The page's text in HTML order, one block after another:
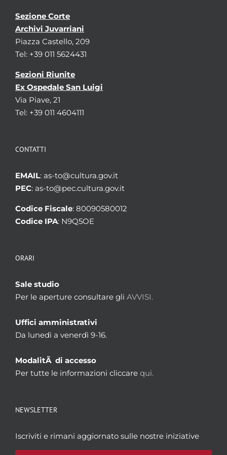
Sezione Corte
Archivi Juvarriani
Piazza Castello, 209
Tel: +39 011 5624431
Sezioni Riunite
Ex Ospedale San Luigi
Via Piave, 21
Tel: +39 011 4604111
CONTATTI
EMAIL: as-to@cultura.gov.it
PEC: as-to@pec.cultura.gov.it
Codice Fiscale: 80090580012
Codice IPA: N9Q5OE
ORARI
Sale studio
Per le aperture consultare gli AVVISI.
Uffici amministrativi
Da lunedì a venerdì 9-16.
ModalitÃ di accesso
Per tutte le informazioni cliccare qui.
NEWSLETTER
Iscriviti e rimani aggiornato sulle nostre iniziative